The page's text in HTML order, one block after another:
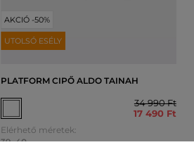
AKCIÓ -50%
UTOLSÓ ESÉLY
PLATFORM CIPŐ ALDO TAINAH
34 990 Ft
17 490 Ft
Elérhető méretek:
39, 40